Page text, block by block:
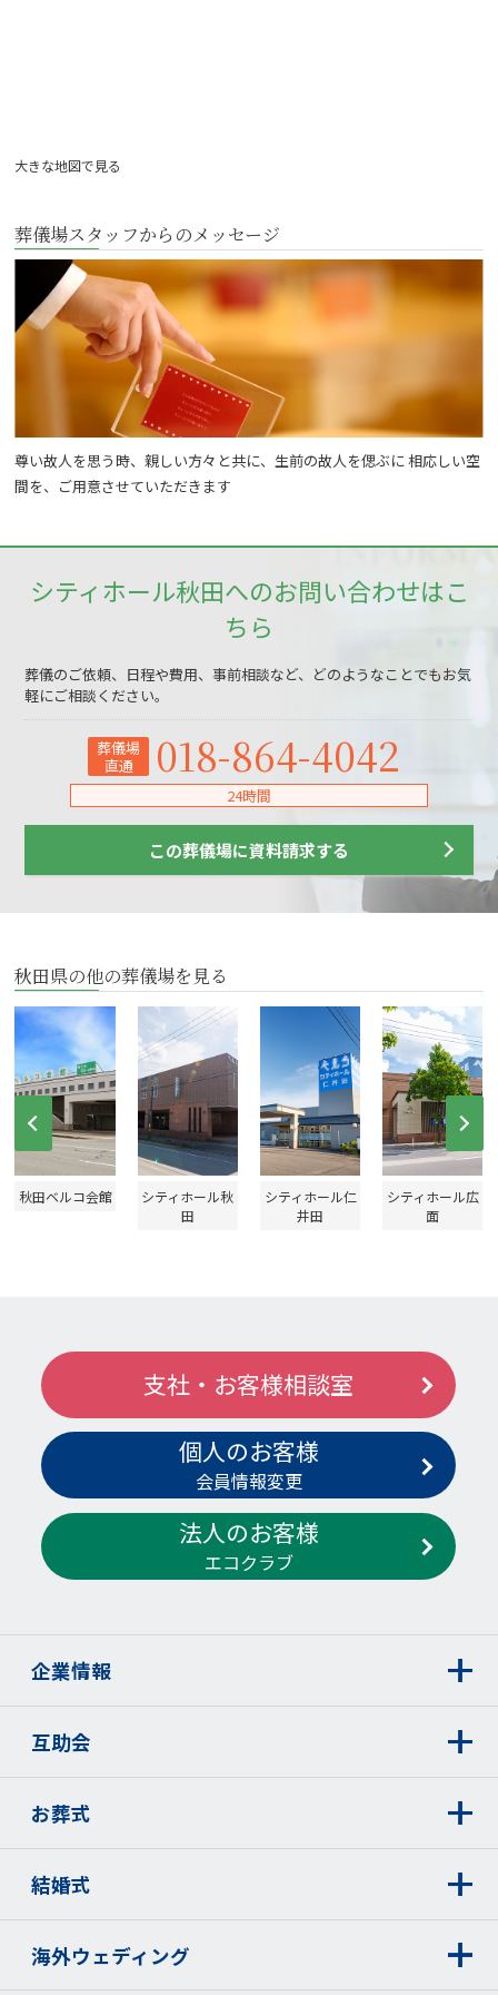
大きな地図で見る
葬儀場スタッフからのメッセージ
尊い故人を思う時、親しい方々と共に、生前の故人を偲ぶに 相応しい空
間を、ご用意させていただきます
シティホール秋田へのお問い合わせはこ
ちら
葬儀のご依頼、日程や費用、事前相談など、どのようなことでもお気
軽にご相談ください。
葬儀場
直通
018-864-4042
24時間
この葬儀場に資料請求する
秋田県の他の葬儀場を見る
秋田ベルコ会館
シティホール秋
田
シティホール仁
井田
シティホール広
面
Prev
支社・お客様相談室
個人のお客様
会員情報変更
法人のお客様
エコクラブ
企業情報
互助会
お葬式
結婚式
海外ウェディング